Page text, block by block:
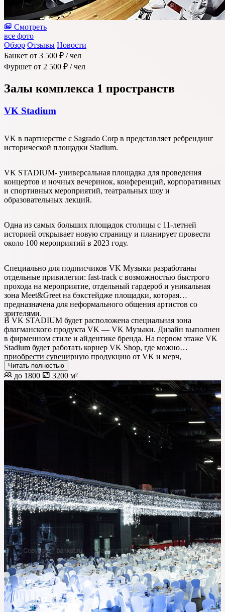
Смотреть
все фото
Обзор Отзывы Новости
Банкет от 3 500 ₽ / чел
Фуршет от 2 500 ₽ / чел
Залы комплекса 1 пространств
VK Stadium
VK в партнерстве с Sagrado Corp в представляет ребрендинг
исторической площадки Stadium.
VK STADIUM- универсальная площадка для проведения
концертов и ночных вечеринок, конференций, корпоративных
и спортивных мероприятий, театральных шоу и
образовательных лекций.
Одна из самых больших площадок столицы с 11-летней
историей открывает новую страницу и планирует провести
около 100 мероприятий в 2023 году.
Специально для подписчиков VK Музыки разработаны
отдельные привилегии: fast-track c возможностью быстрого
прохода на мероприятие, отдельный гардероб и уникальная
зона Meet&Greet на бэкстейдже площадки, которая
предназначена для неформального общения артистов со
зрителями.
В VK STADIUM будет расположена специальная зона
флагманского продукта VK — VK Музыки. Дизайн выполнен
в фирменном стиле и айдентике бренда. На первом этаже VK
Stadium будет работать корнер VK Shop, где можно
приобрести сувенирную продукцию от VK и мерч,
выпущенный в сотрудничестве с музыкантами.
Читать полностью
до 1800 3200 м²